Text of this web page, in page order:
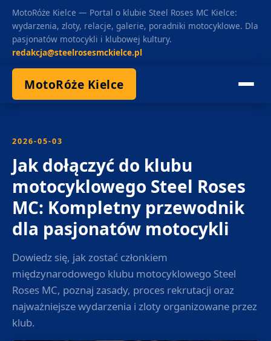
MotoRóże Kielce — Portal o klubie Steel Roses MC Kielce:
wydarzenia, zloty, relacje, galerie, poradniki motocyklowe. Dla
pasjonatów motocykli i klubowej kultury.
redakcja@steelrosesmckielce.pl
MotoRóże Kielce
2026-05-03
Jak dołączyć do klubu
motocyklowego Steel Roses
MC: Kompletny przewodnik
dla pasjonatów motocykli
Dowiedz się, jak zostać członkiem
międzynarodowego klubu motocyklowego Steel
Roses MC, poznaj zasady, proces rekrutacji oraz
najważniejsze wydarzenia i zloty organizowane przez
klub.